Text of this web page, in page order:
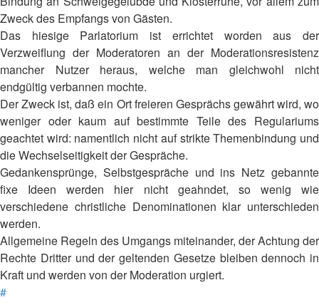
Zweck des Empfangs von Gästen.
Das hiesige Parlatorium ist errichtet worden aus der
Verzweiflung der Moderatoren an der Moderationsresistenz
mancher Nutzer heraus, welche man gleichwohl nicht
endgültig verbannen mochte.
Der Zweck ist, daß ein Ort freieren Gesprächs gewährt wird, wo
weniger oder kaum auf bestimmte Teile des Regulariums
geachtet wird: namentlich nicht auf strikte Themenbindung und
die Wechselseitigkeit der Gespräche.
Gedankensprünge, Selbstgespräche und ins Netz gebannte
fixe Ideen werden hier nicht geahndet, so wenig wie
verschiedene christliche Denominationen klar unterschieden
werden.
Allgemeine Regeln des Umgangs miteinander, der Achtung der
Rechte Dritter und der geltenden Gesetze bleiben dennoch in
Kraft und werden von der Moderation urgiert.
#